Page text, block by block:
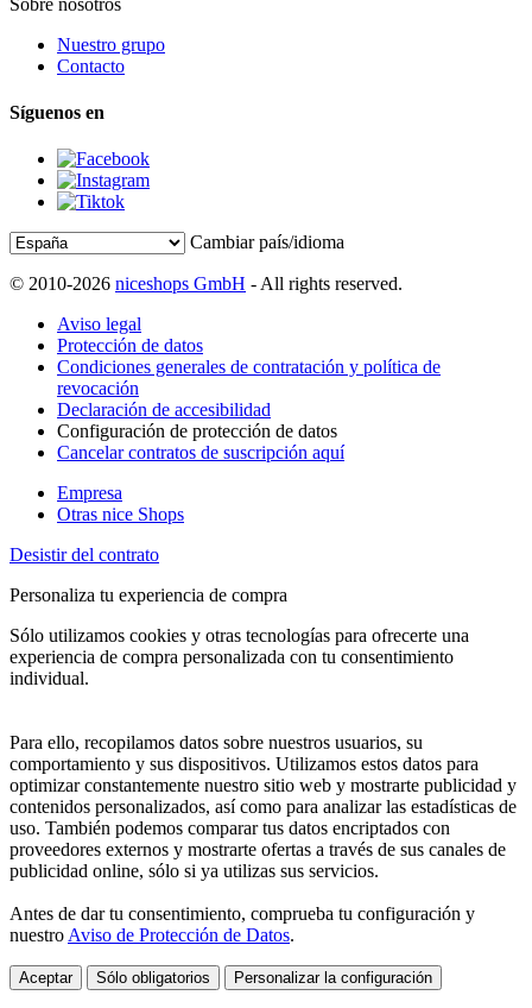
Nuestro grupo
Contacto
Síguenos en
Cambiar país/idioma
© 2010-2026 niceshops GmbH - All rights reserved.
Aviso legal
Protección de datos
Condiciones generales de contratación y política de
revocación
Declaración de accesibilidad
Configuración de protección de datos
Cancelar contratos de suscripción aquí
Empresa
Otras nice Shops
Desistir del contrato
Personaliza tu experiencia de compra
Sólo utilizamos cookies y otras tecnologías para ofrecerte una
experiencia de compra personalizada con tu consentimiento
individual.
Para ello, recopilamos datos sobre nuestros usuarios, su
comportamiento y sus dispositivos. Utilizamos estos datos para
optimizar constantemente nuestro sitio web y mostrarte publicidad y
contenidos personalizados, así como para analizar las estadísticas de
uso. También podemos comparar tus datos encriptados con
proveedores externos y mostrarte ofertas a través de sus canales de
publicidad online, sólo si ya utilizas sus servicios.
Antes de dar tu consentimiento, comprueba tu configuración y
nuestro Aviso de Protección de Datos.
Aceptar Sólo obligatorios Personalizar la configuración